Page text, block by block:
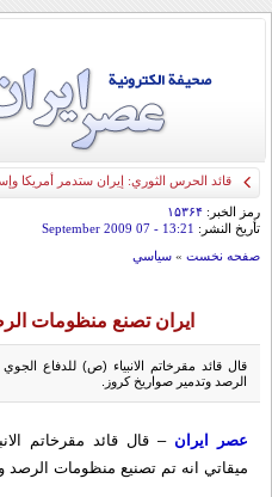
قائد الحرس الثوري: إيران ستدمر أمريكا
الحمراء
رمز الخبر: ۱۵۳۶۴
تأريخ النشر: 13:21
- 07 September 2009
صفحه نخست » سياسي
ايران تصنع منظومات
قال قائد مقرخاتم الانبياء (ص) للدفاع
الرصد وتدمير صواريخ كروز.
عصر ايران – قال قائد مقرخاتم
ميقاتي انه تم تصنيع منظومات الرصد